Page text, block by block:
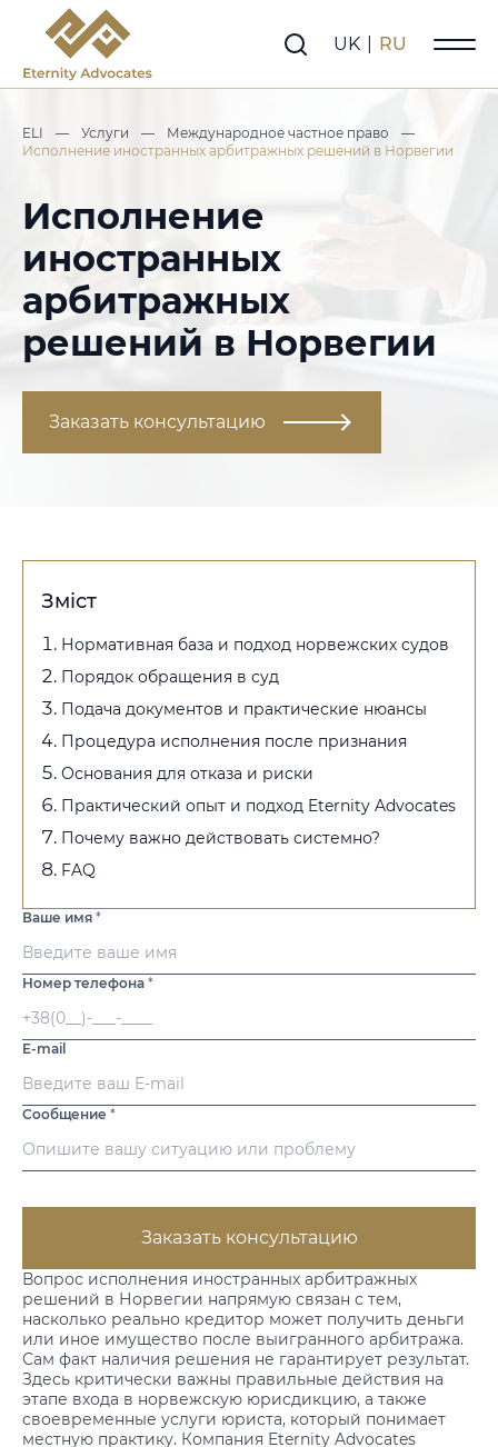
UK RU
ELI — Услуги — Международное частное право
—
Исполнение иностранных арбитражных решений в Норвегии
Исполнение
иностранных
арбитражных
решений в Норвегии
Заказать консультацию
Вопрос исполнения иностранных арбитражных
решений в Норвегии напрямую связан с тем,
насколько реально кредитор может получить деньги
или иное имущество после выигранного арбитража.
Сам факт наличия решения не гарантирует результат.
Здесь критически важны правильные действия на
этапе входа в норвежскую юрисдикцию, а также
своевременные услуги юриста, который понимает
местную практику. Компания Eternity Advocates
Зміст
Нормативная база и подход норвежских судов
Порядок обращения в суд
Подача документов и практические нюансы
Процедура исполнения после признания
Основания для отказа и риски
Практический опыт и подход Eternity Advocates
Почему важно действовать системно?
FAQ
Ваше имя *
Номер телефона *
E-mail
Сообщение *
Заказать консультацию